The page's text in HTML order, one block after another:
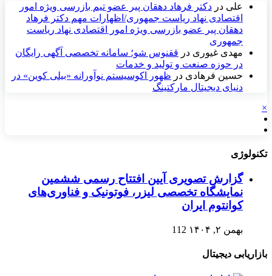
علی در دکتر فرهاد دهقان پیر عضو تيم بازرسی ويژه امور
اقتصادی نهاد رياست جمهوری/اظهارات مهم دکتر فرهاد
دهقان پیر عضو بازرسی ویژه امور اقتصادی نهاد ریاست
جمهوری
مهدی غیوری در ققنوس شو؛ سامانه تخصصی آگهی رایگان
در حوزه صنعت و تولید و خدمات
حسین فرهادی در ظهور اکوسیستم نوآورانه «بیلی کوین» در
دنیای دیجیتال مارکتینگ
×
تکنولوژی
گزارش تصویری آیین افتتاح رسمی ششمین
نمایشگاه تخصصی لیزر، فوتونیک و فناوری‌های
کوانتوم ایران
بهمن ۲, ۱۴۰۴ 112
بازاریابی دیجیتال